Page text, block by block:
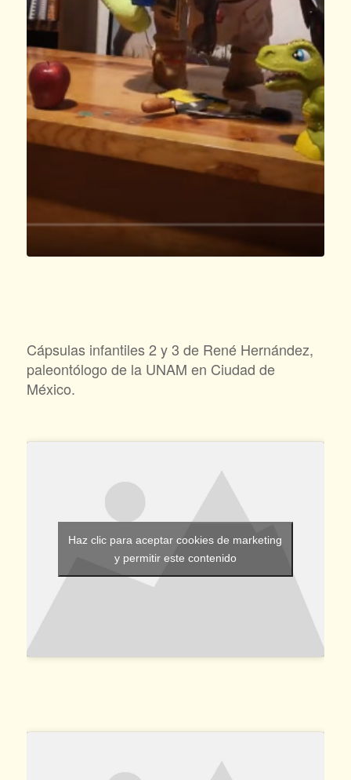
Cápsulas infantiles 2 y 3 de René Hernández,
paleontólogo de la UNAM en Ciudad de
México.
Haz clic para aceptar cookies de marketing
y permitir este contenido